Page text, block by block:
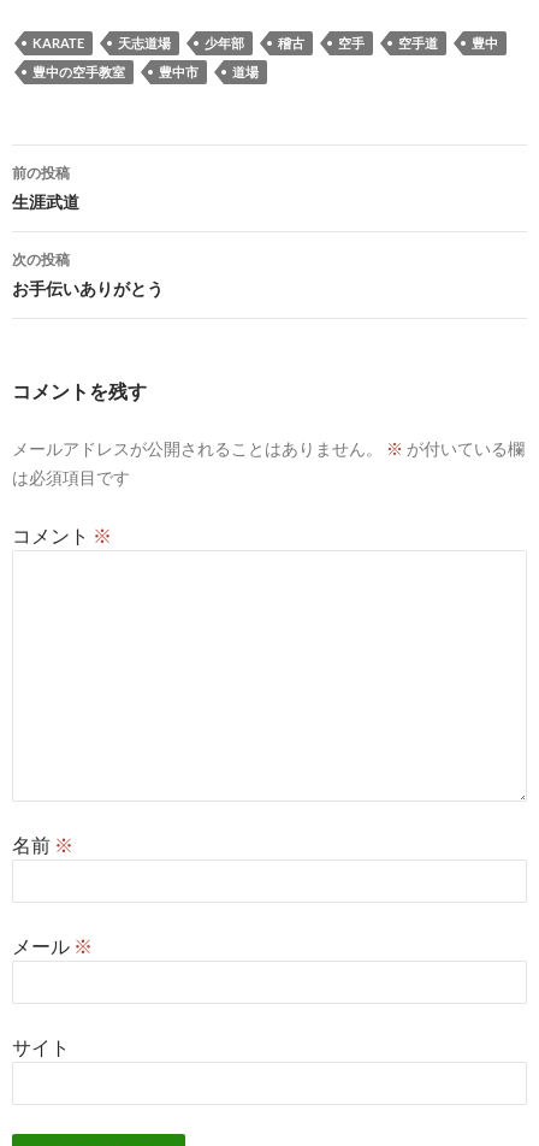
KARATE 天志道場 少年部 稽古 空手 空手道
豊中
豊中の空手教室
豊中市 道場
投
稿
ナ
ビ
ゲ
ョ
前の投稿
生涯武道
次の投稿
お手伝いありがとう
コメントを残す
メールアドレスが公開されることはありません。 ※ が付いている欄
は必須項目です
コメント ※
名前 ※
メール ※
サイト